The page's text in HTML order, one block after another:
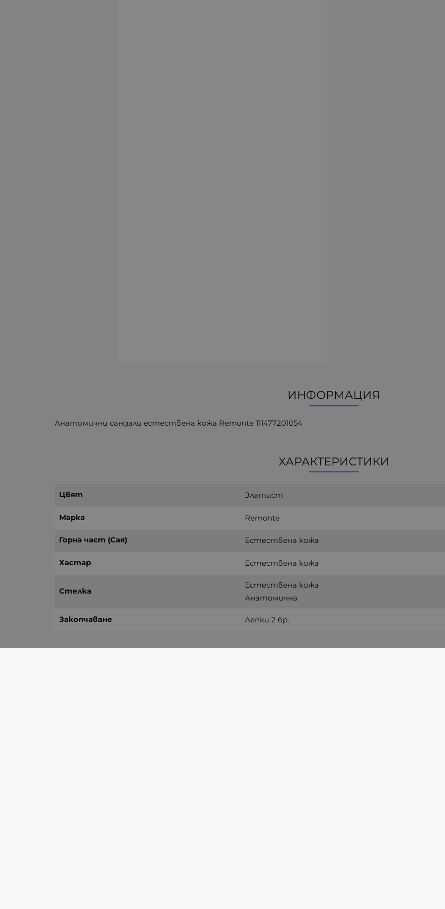
ИНФОРМАЦИЯ
Анатомични сандали естествена кожа Remonte 111477201054
ХАРАКТЕРИСТИКИ
Цвят Златист
Марка Remonte
Горна част (Сая) Естествена кожа
Хастар Естествена кожа
Стелка
Естествена кожа
Анатомична
Закопчаване Лепки 2 бр.